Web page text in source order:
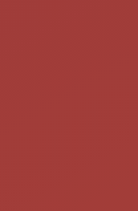
plus moderne
de
de sous-titres, etc.)
sans perte de